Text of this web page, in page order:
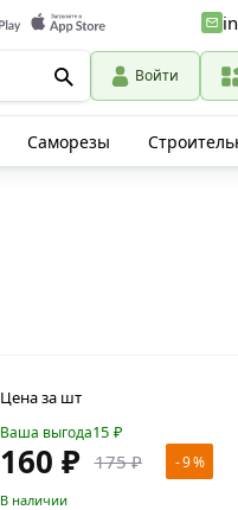
Войти
Саморезы
Цена за шт
Ваша выгода15 ₽
160 ₽ 175 ₽ - 9 %
В наличии